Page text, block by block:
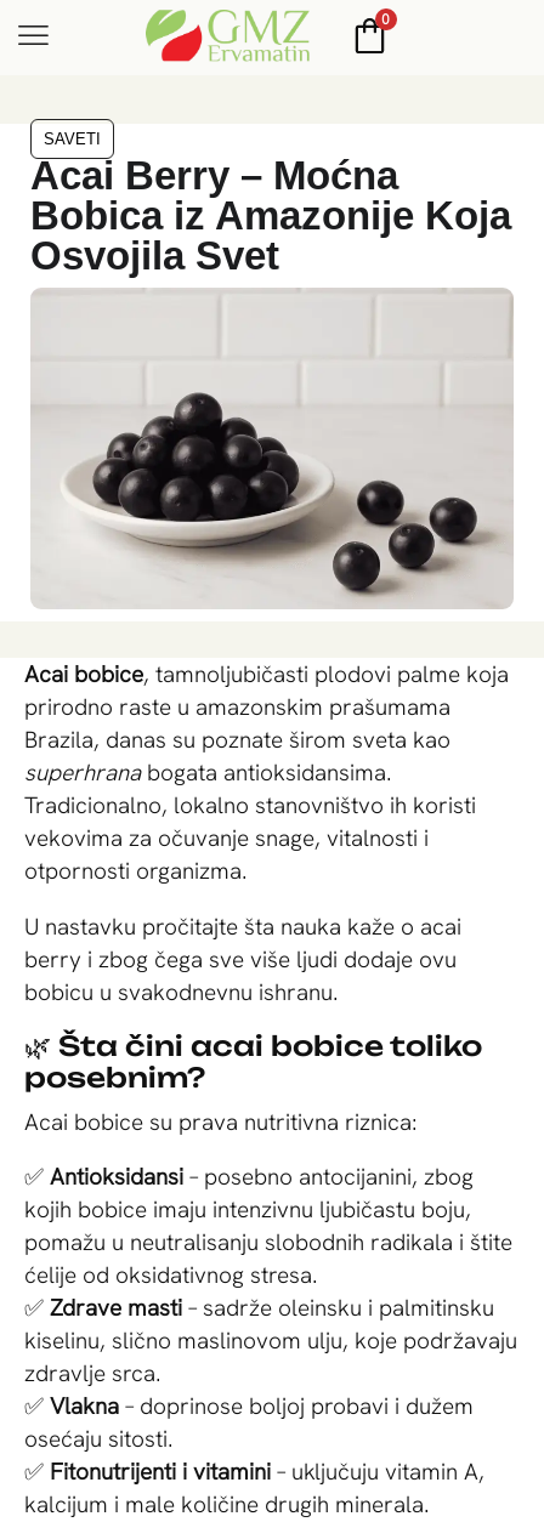
0
SAVETI
Acai Berry – Moćna
Bobica iz Amazonije Koja
Osvojila Svet
Acai bobice, tamnoljubičasti plodovi palme koja
prirodno raste u amazonskim prašumama
Brazila, danas su poznate širom sveta kao
superhranabogata antioksidansima.
Tradicionalno, lokalno stanovništvo ih koristi
vekovima za očuvanje snage, vitalnosti i
otpornosti organizma.
U nastavku pročitajte šta nauka kaže o acai
berry i zbog čega sve više ljudi dodaje ovu
bobicu u svakodnevnu ishranu.
🌿 Šta čini acai bobice toliko
posebnim?
Acai bobice su prava nutritivna riznica:
✅ Antioksidansi – posebno antocijanini, zbog
kojih bobice imaju intenzivnu ljubičastu boju,
pomažu u neutralisanju slobodnih radikala i štite
ćelije od oksidativnog stresa.
✅ Zdrave masti – sadrže oleinsku i palmitinsku
kiselinu, slično maslinovom ulju, koje podržavaju
zdravlje srca.
✅ Vlakna – doprinose boljoj probavi i dužem
osećaju sitosti.
✅ Fitonutrijenti i vitamini – uključuju vitamin A,
kalcijum i male količine drugih minerala.